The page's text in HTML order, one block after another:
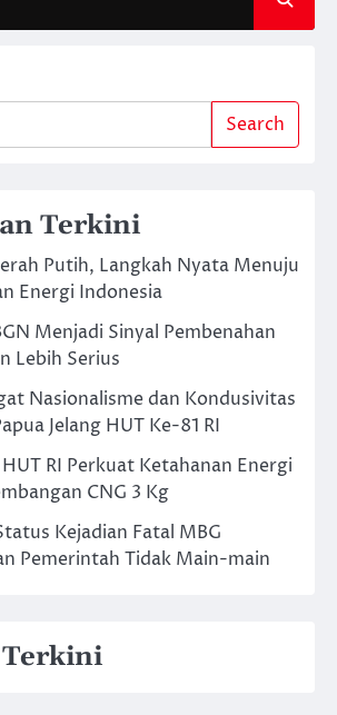
Search
Terkini
Putih, Langkah Nyata Menuju
Energi Indonesia
Menjadi Sinyal Pembenahan
Lebih Serius
Nasionalisme dan Kondusivitas
Jelang HUT Ke-81 RI
RI Perkuat Ketahanan Energi
CNG 3 Kg
Kejadian Fatal MBG
Pemerintah Tidak Main-main